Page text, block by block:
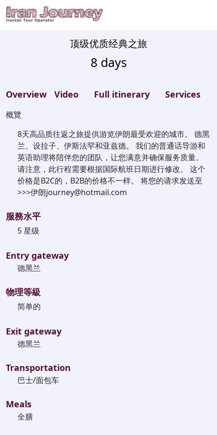
顶级优质经典之旅
8 days
Overview Video Full itinerary Services
概覽
8天高品质往返之旅提供游览伊朗最受欢迎的城市。 德黑
兰、设拉子、伊斯法罕和亚兹德。 我们的普通话导游和
英语助理将陪伴您的团队，让您满意并确保服务质量。
请注意，此行程需要根据国际航班日期进行修改。 这个
价格是B2C的，B2B的价格不一样。 将您的请求发送至
>>>伊朗journey@hotmail.com
服務水平
5 星级
Entry gateway
德黑兰
物理等級
简单的
Exit gateway
德黑兰
Transportation
巴士/面包车
Meals
全膳